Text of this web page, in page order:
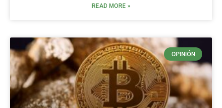
READ MORE »
OPINIÓN